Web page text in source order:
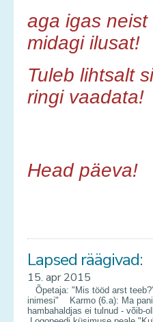
aga igas neist
midagi ilusat!
Tuleb lihtsalt
ringi vaadata!
Head päeva!
Lapsed räägivad:
15. apr 2015
Õpetaja: "Mis tööd arst
inimesi" Karmo (6.a): Ma
hambahaldjas ei tulnud -